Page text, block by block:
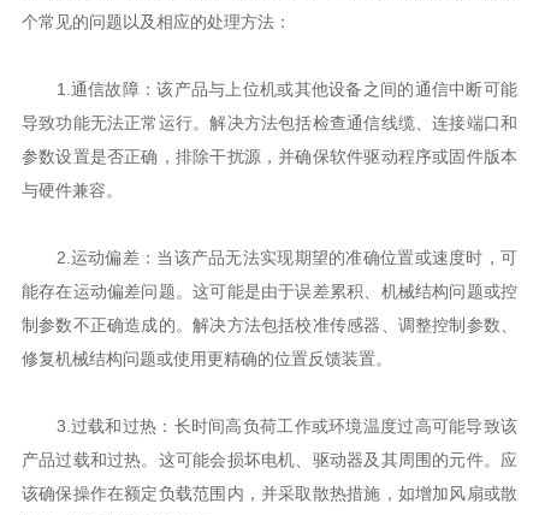
个常见的问题以及相应的处理方法：
1.通信故障：该产品与上位机或其他设备之间的通信中断可能
导致功能无法正常运行。解决方法包括检查通信线缆、连接端口和
参数设置是否正确，排除干扰源，并确保软件驱动程序或固件版本
与硬件兼容。
2.运动偏差：当该产品无法实现期望的准确位置或速度时，可
能存在运动偏差问题。这可能是由于误差累积、机械结构问题或控
制参数不正确造成的。解决方法包括校准传感器、调整控制参数、
修复机械结构问题或使用更精确的位置反馈装置。
3.过载和过热：长时间高负荷工作或环境温度过高可能导致该
产品过载和过热。这可能会损坏电机、驱动器及其周围的元件。应
该确保操作在额定负载范围内，并采取散热措施，如增加风扇或散